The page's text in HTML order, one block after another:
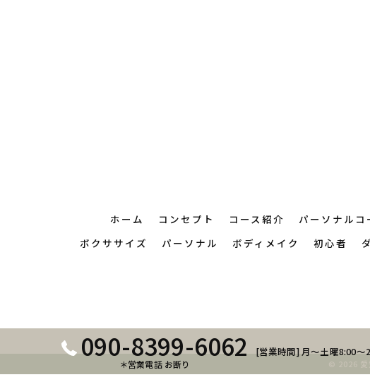
090-8399-6062
＊営業電話 お断り
[営業時間] 月～土曜8:00
ホーム コンセプト コース紹介 パーソナルコ
ボクササイズ
パーソナル ボディメイク 初心者